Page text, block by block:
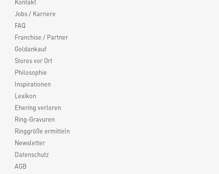
Kontakt
Jobs / Karriere
FAQ
Franchise / Partner
Goldankauf
Stores vor Ort
Philosophie
Inspirationen
Lexikon
Ehering verloren
Ring-Gravuren
Ringgröße ermitteln
Newsletter
Datenschutz
AGB